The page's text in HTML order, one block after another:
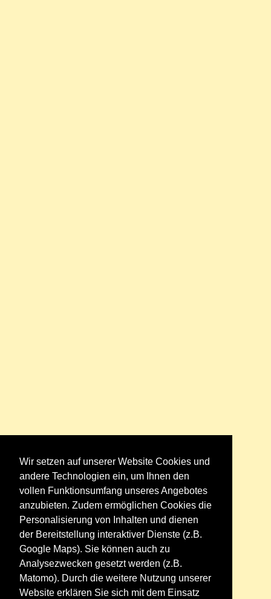
Wir setzen auf unserer Website Cookies und
andere Technologien ein, um Ihnen den
vollen Funktionsumfang unseres Angebotes
anzubieten. Zudem ermöglichen Cookies die
Personalisierung von Inhalten und dienen
der Bereitstellung interaktiver Dienste (z.B.
Google Maps). Sie können auch zu
Analysezwecken gesetzt werden (z.B.
Matomo). Durch die weitere Nutzung unserer
Website erklären Sie sich mit dem Einsatz